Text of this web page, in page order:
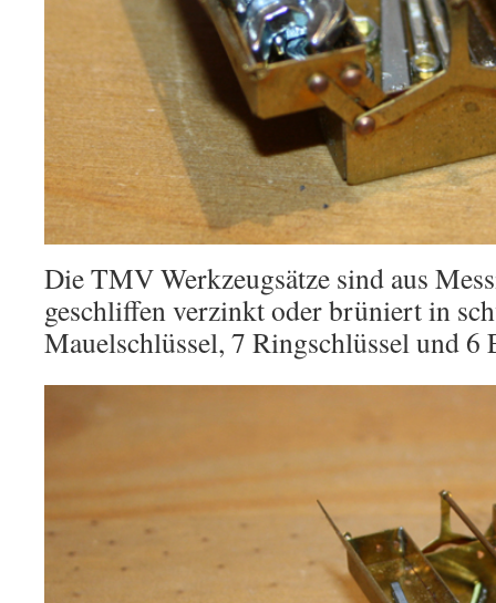
Die TMV Werkzeugsätze sind aus
geschliffen verzinkt oder brüniert in
Mauelschlüssel, 7 Ringschlüssel und 6